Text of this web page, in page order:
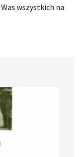
wszystkich na